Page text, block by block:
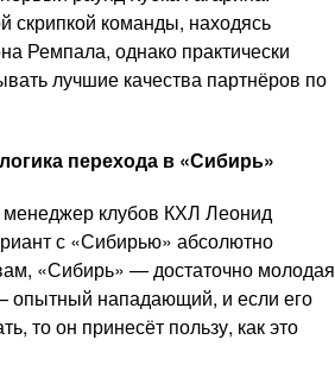
скрипкой команды, находясь
Ремпала, однако практически
лучшие качества партнёров по
перехода в «Сибирь»
клубов КХЛ Леонид
с «Сибирью» абсолютно
«Сибирь» — достаточно молодая
опытный нападающий, и если его
то он принесёт пользу, как это